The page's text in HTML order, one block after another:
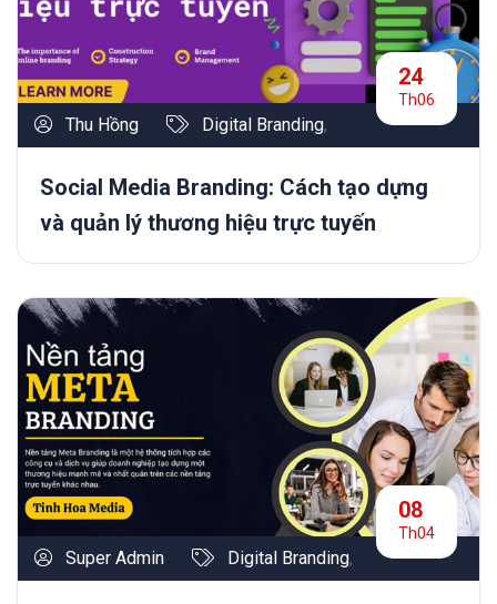
Thu Hồng Digital Branding,
24
Th06
Social Media Branding: Cách tạo dựng
và quản lý thương hiệu trực tuyến
Super Admin Digital Branding,
08
Th04